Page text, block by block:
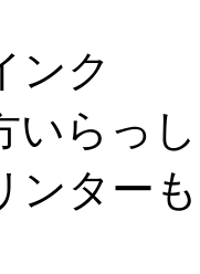
ンク
いらっ
ンターも